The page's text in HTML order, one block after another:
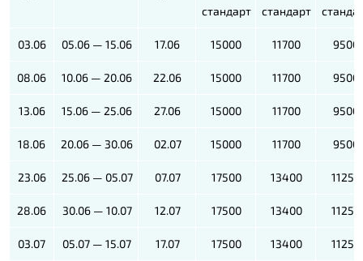
стандарт
стандарт
03.06 05.06 — 15.06 17.06 15000 11700 9500
08.06 10.06 — 20.06 22.06 15000 11700 9500
13.06 15.06 — 25.06 27.06 15000 11700 9500
18.06 20.06 — 30.06 02.07 15000 11700 9500
23.06 25.06 — 05.07 07.07 17500 13400 11250
28.06 30.06 — 10.07 12.07 17500 13400 11250
03.07 05.07 — 15.07 17.07 17500 13400 11250